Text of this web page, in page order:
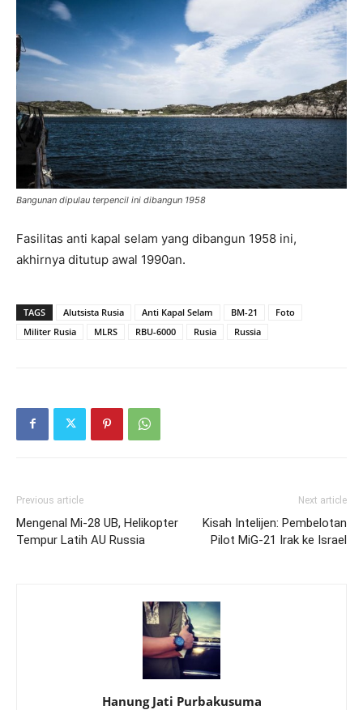
Bangunan dipulau terpencil ini dibangun 1958
Fasilitas anti kapal selam yang dibangun 1958 ini,
akhirnya ditutup awal 1990an.
TAGS Alutsista Rusia Anti Kapal Selam BM-21
Foto
Militer Rusia
MLRS RBU-6000 Rusia Russia
Previous article
Mengenal Mi-28 UB, Helikopter
Tempur Latih AU Russia
Next article
Kisah Intelijen: Pembelotan
Pilot MiG-21 Irak ke Israel
Hanung Jati Purbakusuma